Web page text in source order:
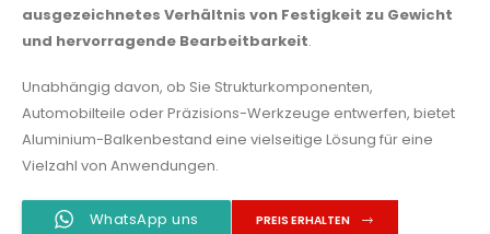
ausgezeichnetes Verhältnis von Festigkeit zu Gewicht
und hervorragende Bearbeitbarkeit.
Unabhängig davon, ob Sie Strukturkomponenten,
Automobilteile oder Präzisions-Werkzeuge entwerfen, bietet
Aluminium-Balkenbestand eine vielseitige Lösung für eine
Vielzahl von Anwendungen.
WhatsApp uns PREIS ERHALTEN